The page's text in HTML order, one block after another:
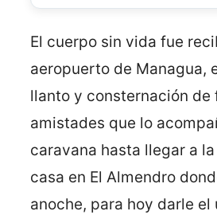
El cuerpo sin vida fue
aeropuerto de Managua,
llanto y consternación de
amistades que lo
caravana hasta llegar a
casa en El Almendro
anoche, para hoy darle el